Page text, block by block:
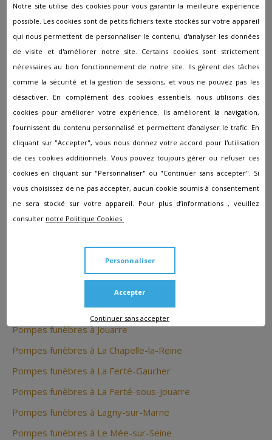
Pompes funèbres à Brie-Comte-Robert
Pompes funèbres à Champagne-sur-Seine
Pompes funèbres à Château-Landon
Pompes funèbres à Chelles
Pompes funèbres à Claye-Souilly
Pompes funèbres à Couilly-pont-aux-dames
Pompes funèbres à Coulommiers
Pompes funèbres à Crécy-la-Chapelle
Pompes funèbres à Dammarie-les-Lys
Pompes funèbres à Dammartin-en-Goële
Pompes funèbres à Égreville
Pompes funèbres à Gouaix
Pompes funèbres à Hondevilliers
Pompes funèbres à Jouarre
Pompes funèbres à La Chapelle-la-Reine
Pompes funèbres à La Ferté-Gaucher
Pompes funèbres à La Ferté-sous-Jouarre
Pompes funèbres à Lagny-sur-Marne
Pompes funèbres à Le Mée-sur-Seine
Notre site utilise des cookies pour vous garantir la meilleure expérience
possible. Les cookies sont de petits fichiers texte stockés sur votre appareil
qui nous permettent de personnaliser le contenu, d'analyser les données
de visite et d'améliorer notre site. Certains cookies sont strictement
nécessaires au bon fonctionnement de notre site. Ils gèrent des tâches
comme la sécurité et la gestion de sessions, et vous ne pouvez pas les
désactiver. En complément des cookies essentiels, nous utilisons des
cookies pour améliorer votre expérience. Ils améliorent la navigation,
fournissent du contenu personnalisé et permettent d’analyser le trafic. En
cliquant sur "Accepter", vous nous donnez votre accord pour l'utilisation
de ces cookies additionnels. Vous pouvez toujours gérer ou refuser ces
cookies en cliquant sur "Personnaliser" ou "Continuer sans accepter". Si
vous choisissez de ne pas accepter, aucun cookie soumis à consentement
ne sera stocké sur votre appareil. Pour plus d’informations , veuillez
consulter notre Politique Cookies.
Continuer sans accepter
Personnaliser
Accepter